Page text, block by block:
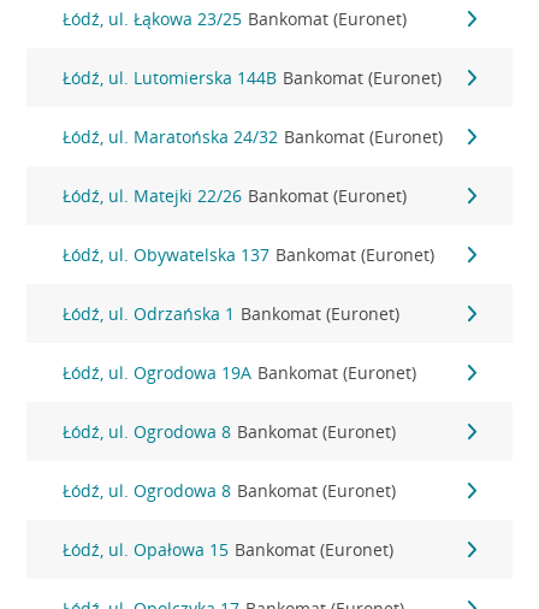
Łódź, ul. Łąkowa 23/25 Bankomat (Euronet)
Łódź, ul. Lutomierska 144B Bankomat (Euronet)
Łódź, ul. Maratońska 24/32 Bankomat (Euronet)
Łódź, ul. Matejki 22/26 Bankomat (Euronet)
Łódź, ul. Obywatelska 137 Bankomat (Euronet)
Łódź, ul. Odrzańska 1 Bankomat (Euronet)
Łódź, ul. Ogrodowa 19A Bankomat (Euronet)
Łódź, ul. Ogrodowa 8 Bankomat (Euronet)
Łódź, ul. Ogrodowa 8 Bankomat (Euronet)
Łódź, ul. Opałowa 15 Bankomat (Euronet)